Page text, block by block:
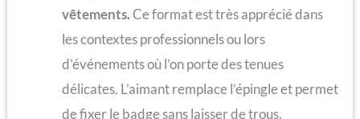
vêtements.Ce format est très apprécié dans
les contextes professionnels ou lors
d’événements où l’on porte des tenues
délicates. L’aimant remplace l’épingle et permet
de fixer le badge sans laisser de trous.